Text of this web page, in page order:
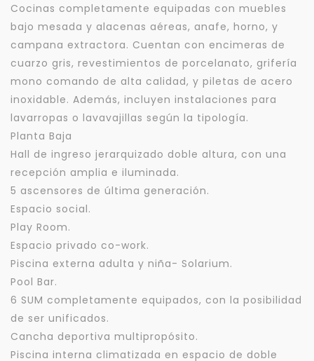
Cocinas completamente equipadas con muebles
bajo mesada y alacenas aéreas, anafe, horno, y
campana extractora. Cuentan con encimeras de
cuarzo gris, revestimientos de porcelanato, grifería
mono comando de alta calidad, y piletas de acero
inoxidable. Además, incluyen instalaciones para
lavarropas o lavavajillas según la tipología.
Planta Baja
Hall de ingreso jerarquizado doble altura, con una
recepción amplia e iluminada.
5 ascensores de última generación.
Espacio social.
Play Room.
Espacio privado co-work.
Piscina externa adulta y niña- Solarium.
Pool Bar.
6 SUM completamente equipados, con la posibilidad
de ser unificados.
Cancha deportiva multipropósito.
Piscina interna climatizada en espacio de doble